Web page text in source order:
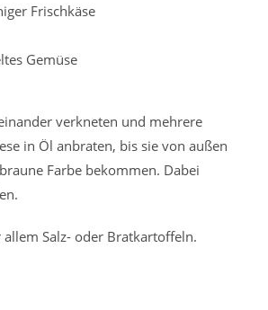
Frischkäse
Gemüse
verkneten und mehrere
in Öl anbraten, bis sie von außen
Farbe bekommen. Dabei
allem Salz- oder Bratkartoffeln.